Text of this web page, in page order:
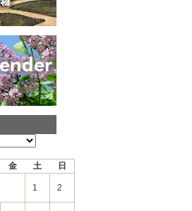
金 土 日
1 2